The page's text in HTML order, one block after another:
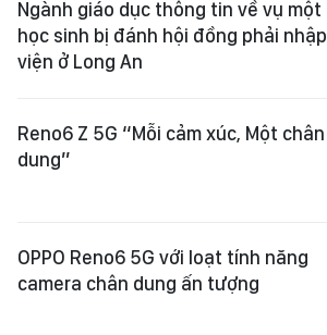
Ngành giáo dục thông tin về vụ một
học sinh bị đánh hội đồng phải nhập
viện ở Long An
Reno6 Z 5G “Mỗi cảm xúc, Một chân
dung”
OPPO Reno6 5G với loạt tính năng
camera chân dung ấn tượng